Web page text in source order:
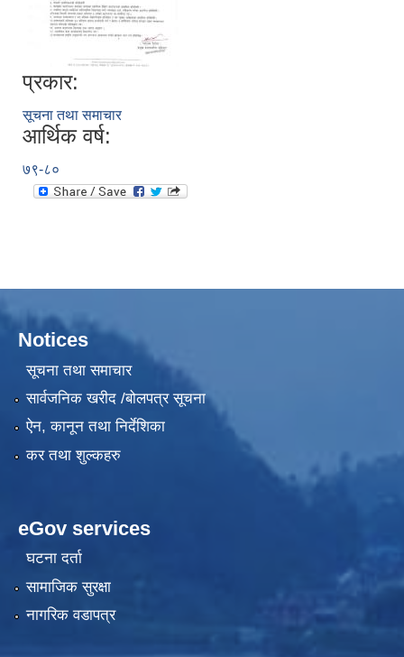
प्रकार:
सूचना तथा समाचार
आर्थिक वर्ष:
७९-८०
Notices
सूचना तथा समाचार
सार्वजनिक खरीद /बोलपत्र सूचना
ऐन, कानून तथा निर्देशिका
कर तथा शुल्कहरु
eGov services
घटना दर्ता
सामाजिक सुरक्षा
नागरिक वडापत्र